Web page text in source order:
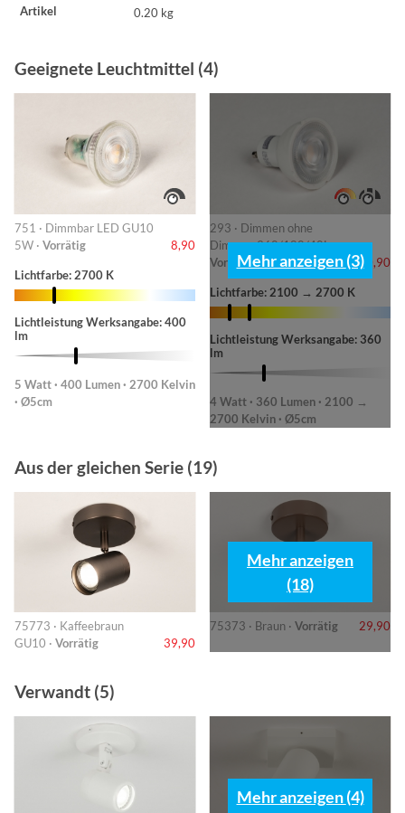
Artikel 0.20 kg
Geeignete Leuchtmittel (4)
751 · Dimmbar LED GU10
5W · Vorrätig 8,90
Lichtfarbe: 2700 K
Lichtleistung Werksangabe: 400
lm
5 Watt · 400 Lumen · 2700 Kelvin
· Ø5cm
293 · Dimmen ohne
Dimmer-360/180/40L ·
Vorrätig
10,90
Lichtfarbe: 2100 → 2700 K
Lichtleistung Werksangabe: 360
lm
4 Watt · 360 Lumen · 2100 →
2700 Kelvin · Ø5cm
Mehr anzeigen (3)
Aus der gleichen Serie (19)
75773 · Kaffeebraun
GU10 · Vorrätig 39,90
75373 · Braun · Vorrätig 29,90
Mehr anzeigen
(18)
Verwandt (5)
Mehr anzeigen (4)